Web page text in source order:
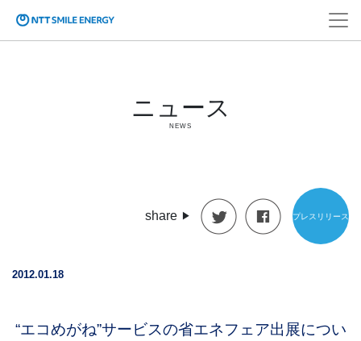
ニュース
NEWS
share プレスリリース
2012.01.18
“エコめがね”サービスの省エネフェア出展につい